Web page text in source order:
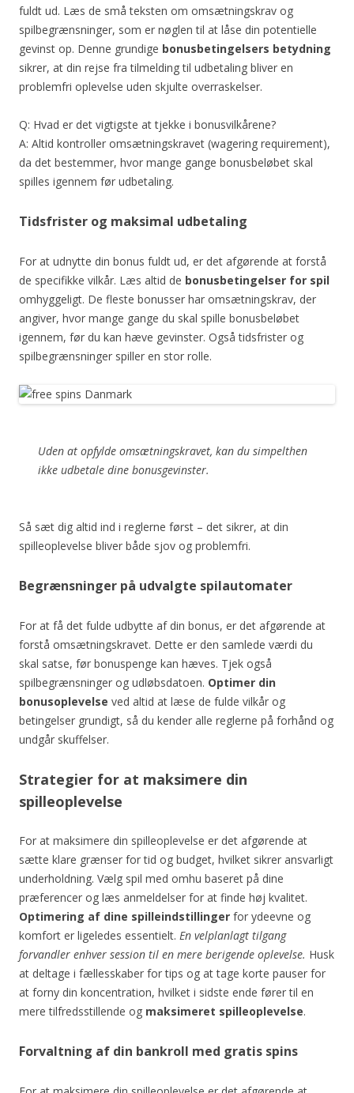
fuldt ud. Læs de små teksten om omsætningskrav og
spilbegrænsninger, som er nøglen til at låse din potentielle
gevinst op. Denne grundige bonusbetingelsers betydning
sikrer, at din rejse fra tilmelding til udbetaling bliver en
problemfri oplevelse uden skjulte overraskelser.
Q: Hvad er det vigtigste at tjekke i bonusvilkårene?
A: Altid kontroller omsætningskravet (wagering requirement),
da det bestemmer, hvor mange gange bonusbeløbet skal
spilles igennem før udbetaling.
Tidsfrister og maksimal udbetaling
For at udnytte din bonus fuldt ud, er det afgørende at forstå
de specifikke vilkår. Læs altid de bonusbetingelser for spil
omhyggeligt. De fleste bonusser har omsætningskrav, der
angiver, hvor mange gange du skal spille bonusbeløbet
igennem, før du kan hæve gevinster. Også tidsfrister og
spilbegrænsninger spiller en stor rolle.
Uden at opfylde omsætningskravet, kan du simpelthen
ikke udbetale dine bonusgevinster.
Så sæt dig altid ind i reglerne først – det sikrer, at din
spilleoplevelse bliver både sjov og problemfri.
Begrænsninger på udvalgte spilautomater
For at få det fulde udbytte af din bonus, er det afgørende at
forstå omsætningskravet. Dette er den samlede værdi du
skal satse, før bonuspenge kan hæves. Tjek også
spilbegrænsninger og udløbsdatoen. Optimer din
bonusoplevelse ved altid at læse de fulde vilkår og
betingelser grundigt, så du kender alle reglerne på forhånd og
undgår skuffelser.
Strategier for at maksimere din
spilleoplevelse
For at maksimere din spilleoplevelse er det afgørende at
sætte klare grænser for tid og budget, hvilket sikrer ansvarligt
underholdning. Vælg spil med omhu baseret på dine
præferencer og læs anmeldelser for at finde høj kvalitet.
Optimering af dine spilleindstillinger for ydeevne og
komfort er ligeledes essentielt. En velplanlagt tilgang
forvandler enhver session til en mere berigende oplevelse. Husk
at deltage i fællesskaber for tips og at tage korte pauser for
at forny din koncentration, hvilket i sidste ende fører til en
mere tilfredsstillende og maksimeret spilleoplevelse.
Forvaltning af din bankroll med gratis spins